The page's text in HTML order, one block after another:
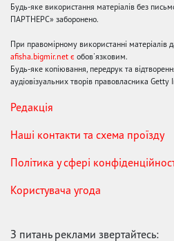
Будь-яке використання матеріалів без
ПАРТНЕРС» заборонено.
При правомірному використанні матеріалів
afisha.bigmir.net є обов'язковим.
Будь-яке копіювання, передрук та
аудіовізуальних творів правовласника Getty
Редакція
Наші контакти та схема проїзду
Політика у сфері
Користувача угода
З питань реклами звертайтесь: